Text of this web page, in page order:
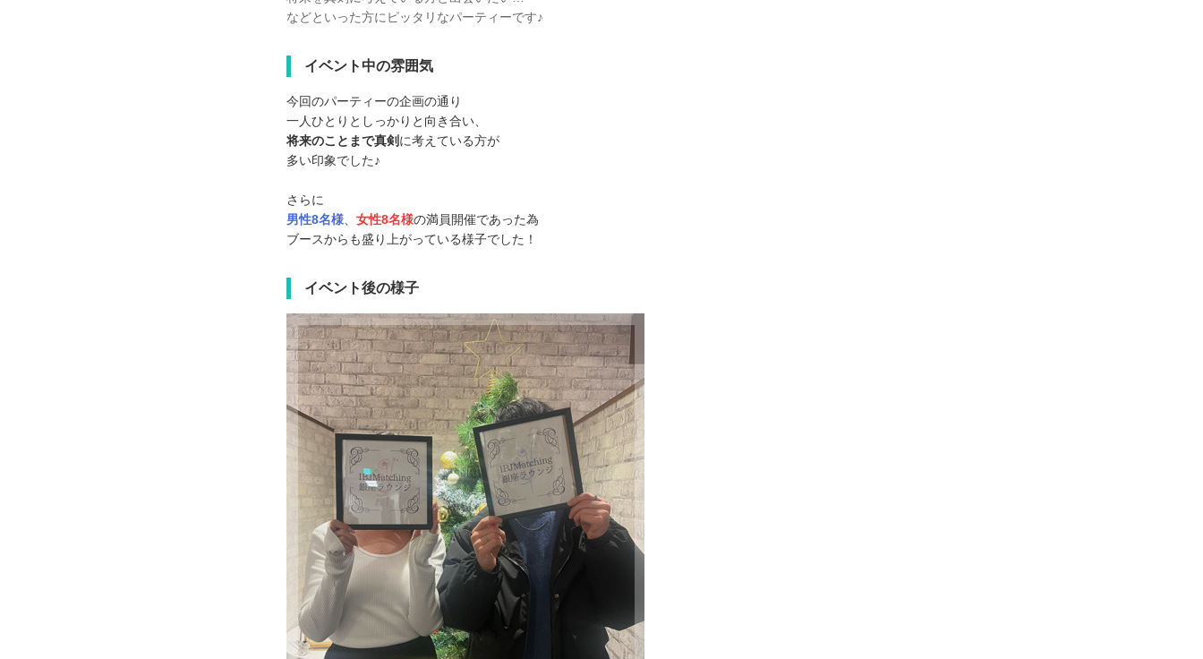
などといった方にピッタリなパーティーです♪
イベント中の雰囲気
今回のパーティーの企画の通り
一人ひとりとしっかりと向き合い、
将来のことまで真剣に考えている方が
多い印象でした♪
さらに
男性8名様、 女性8名様の満員開催であった為
ブースからも盛り上がっている様子でした！
イベント後の様子